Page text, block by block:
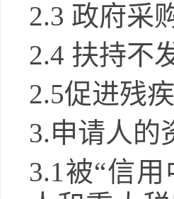
2.3 政府采
2.4 扶持不
2.5促进残
3.申请人的
3.1被“信